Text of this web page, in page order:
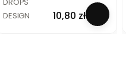
perłowy /
mix 72
DESIGN
Cena
10,80 zł